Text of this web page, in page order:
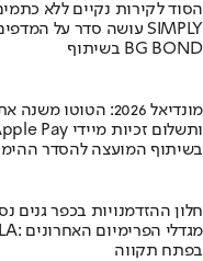
הסוד לקירות נקיים ללא
מומחה BG BOND עושה סדר על המדפים ומציג את מותג הצבע SIMPLY
בשיתוף BG BOND
מונדיאל 2026: הטוטו משנה את הכללים
יחסי הימור משופרים, הפקדות ב-Apple Pay ותשלום זכיות מיידי
בשיתוף המועצה להסדר
חלון ההזדמנויות בכפר גנים
בפתח תקווה